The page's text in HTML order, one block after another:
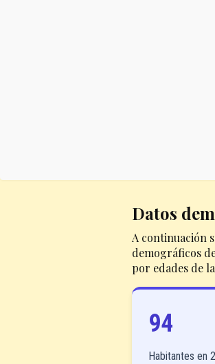
Datos
A continuación
demográficos
por edades de
94
Habitantes en